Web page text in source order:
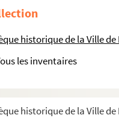
historique de la Ville de
les inventaires
historique de la Ville
1922
en 3 actes. 1922